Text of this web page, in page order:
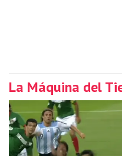
La Máquina del